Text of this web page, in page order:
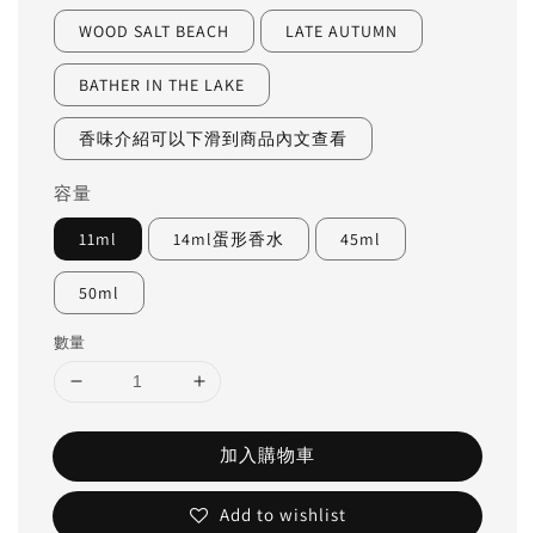
WOOD SALT BEACH LATE AUTUMN
BATHER IN THE LAKE
香味介紹可以下滑到商品內文查看
容量
11ml 14ml蛋形香水 45ml
50ml
數量
加入購物車
Add to wishlist